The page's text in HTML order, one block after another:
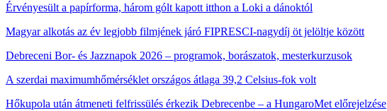
Érvényesült a papírforma, három gólt kapott itthon a Loki a dánoktól
Magyar alkotás az év legjobb filmjének járó FIPRESCI-nagydíj öt jelöltje között
Debreceni Bor- és Jazznapok 2026 – programok, borászatok, mesterkurzusok
A szerdai maximumhőmérséklet országos átlaga 39,2 Celsius-fok volt
Hőkupola után átmeneti felfrissülés érkezik Debrecenbe – a HungaroMet előrejelzése